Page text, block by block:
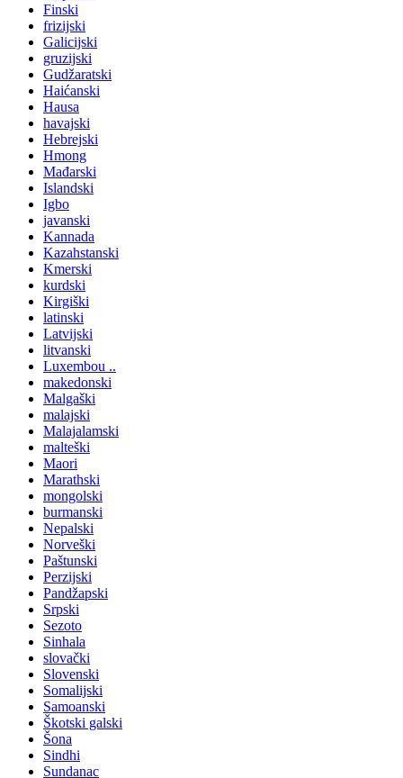
Finski
frizijski
Galicijski
gruzijski
Gudžaratski
Haićanski
Hausa
havajski
Hebrejski
Hmong
Mađarski
Islandski
Igbo
javanski
Kannada
Kazahstanski
Kmerski
kurdski
Kirgiški
latinski
Latvijski
litvanski
Luxembou ..
makedonski
Malgaški
malajski
Malajalamski
malteški
Maori
Marathski
mongolski
burmanski
Nepalski
Norveški
Paštunski
Perzijski
Pandžapski
Srpski
Sezoto
Sinhala
slovački
Slovenski
Somalijski
Samoanski
Škotski galski
Šona
Sindhi
Sundanac